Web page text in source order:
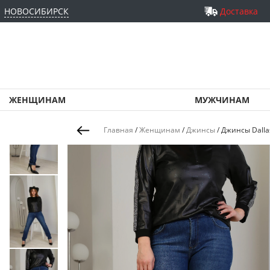
НОВОСИБИРСК Доставка
ЖЕНЩИНАМ МУЖЧИНАМ
Главная /Женщинам /Джинсы/Джинсы